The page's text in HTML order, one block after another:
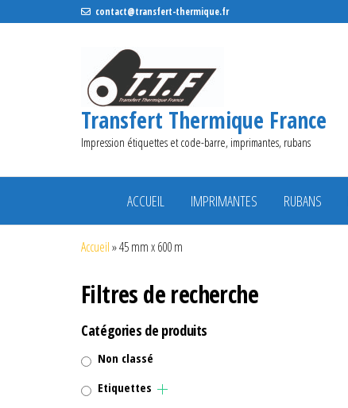
contact@transfert-thermique.fr
Transfert Thermique France
Impression étiquettes et code-barre, imprimantes, rubans
ACCUEIL IMPRIMANTES RUBANS
Accueil»45 mm x 600 m
Filtres de recherche
Catégories de produits
Non classé
Etiquettes